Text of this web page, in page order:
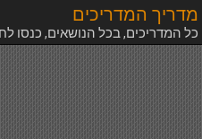
מדריך המדריכים
כל המדריכים, בכל הנושאים, כנסו